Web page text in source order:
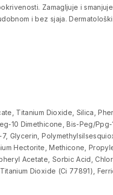
Zamagljuje i
i bez sjaja.
Titanium Dioxide, Silica,
10 Dimethicone, Bis-Peg/
Glycerin,
Hectorite, Methicone,
Acetate, Sorbic Acid,
Dioxide (Ci 77891),